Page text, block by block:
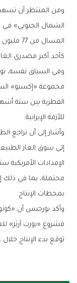
ومن المنتظر أن
الشمال الجنوبي» في
كأحد أكبر مصدري
وفي السياق نفسه،
مجموعة «إكسبو»
القطرية بين ستة
للأزمة الإيرانية.
وأشار إلى أن تراجع
إلى سوق الغاز
الإمدادات
محتملة، بما في ذلك
بمحطات الإنتاج.
وأكد بورجيس أن
مشروع «بورت آرثر»
توقع بدء الإنتاج خلال عام